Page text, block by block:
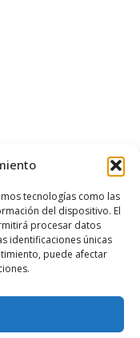
tecnologías como las
del dispositivo. El
procesar datos
identificaciones únicas
puede afectar
DE PRIVACIDAD
. All rights reserved. ♥